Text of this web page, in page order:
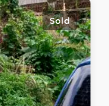
Sold